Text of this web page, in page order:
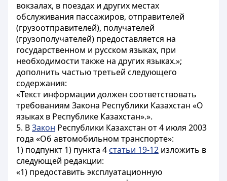
вокзалах, в поездах и других местах
обслуживания пассажиров, отправителей
(грузоотправителей), получателей
(грузополучателей) предоставляется на
государственном и русском языках, при
необходимости также на других языках.»;
дополнить частью третьей следующего
содержания:
«Текст информации должен соответствовать
требованиям Закона Республики Казахстан «О
языках в Республике Казахстан».».
5. ВЗакон Республики Казахстан от 4 июля 2003
года «Об автомобильном транспорте»:
1) подпункт 1) пункта 4 статьи 19-12 изложить в
следующей редакции:
«1) предоставить эксплуатационную